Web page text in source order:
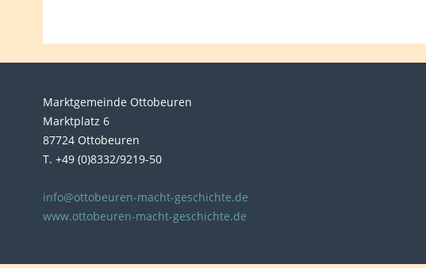
Marktgemeinde Ottobeuren
Marktplatz 6
87724 Ottobeuren
T. +49 (0)8332/9219-50
info@ottobeuren-macht-geschichte.de
www.ottobeuren-macht-geschichte.de